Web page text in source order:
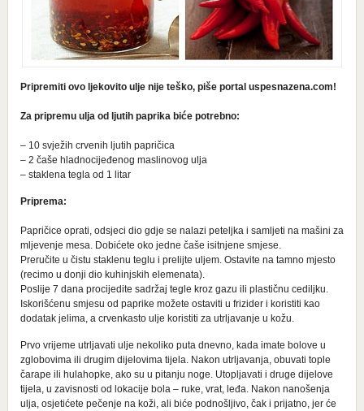
Pripremiti ovo ljekovito ulje nije teško, piše portal uspesnazena.com!
Za pripremu ulja od ljutih paprika biće potrebno:
– 10 svježih crvenih ljutih papričica
– 2 čaše hladnocijeđenog maslinovog ulja
– staklena tegla od 1 litar
Priprema:
Papričice oprati, odsjeci dio gdje se nalazi peteljka i samljeti na mašini za
mljevenje mesa. Dobićete oko jedne čaše isitnjene smjese.
Preručite u čistu staklenu teglu i prelijte uljem. Ostavite na tamno mjesto
(recimo u donji dio kuhinjskih elemenata).
Poslije 7 dana procijedite sadržaj tegle kroz gazu ili plastičnu cediljku.
Iskorišćenu smjesu od paprike možete ostaviti u frizider i koristiti kao
dodatak jelima, a crvenkasto ulje koristiti za utrljavanje u kožu.
Prvo vrijeme utrljavati ulje nekoliko puta dnevno, kada imate bolove u
zglobovima ili drugim dijelovima tijela. Nakon utrljavanja, obuvati tople
čarape ili hulahopke, ako su u pitanju noge. Utopljavati i druge dijelove
tijela, u zavisnosti od lokacije bola – ruke, vrat, leđa. Nakon nanošenja
ulja, osjetićete pečenje na koži, ali biće podnošljivo, čak i prijatno, jer će